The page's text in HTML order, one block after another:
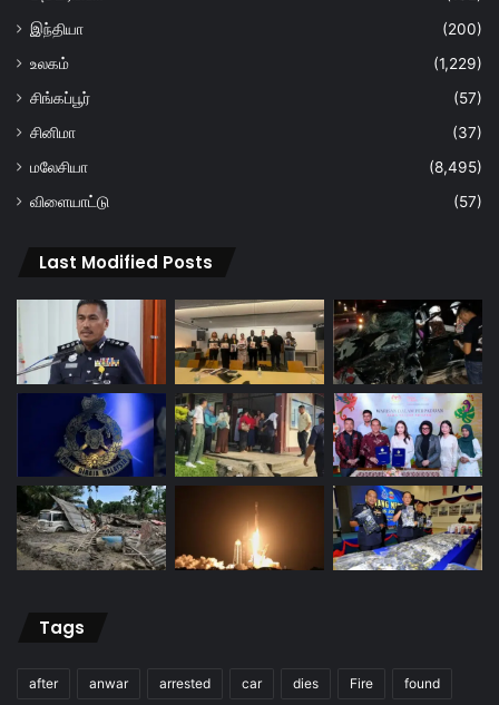
இந்தியா
(200)
உலகம்
(1,229)
சிங்கப்பூர்
(57)
சினிமா
(37)
மலேசியா
(8,495)
விளையாட்டு
(57)
Last Modified Posts
Tags
after anwar arrested car dies Fire found